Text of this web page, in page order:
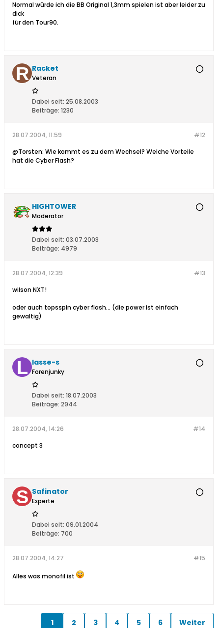
Normal würde ich die BB Original 1,3mm spielen ist aber leider zu
dick
für den Tour90.
Racket
Veteran
Dabei seit: 25.08.2003
Beiträge: 1230
#12
28.07.2004, 11:59
@Torsten: Wie kommt es zu dem Wechsel? Welche Vorteile
hat die Cyber Flash?
HIGHTOWER
Moderator
Dabei seit: 03.07.2003
Beiträge: 4979
#13
28.07.2004, 12:39
wilson NXT!
oder auch topsspin cyber flash... (die power ist einfach
gewaltig)
lasse-s
Forenjunky
Dabei seit: 18.07.2003
Beiträge: 2944
#14
28.07.2004, 14:26
concept 3
Safinator
Experte
Dabei seit: 09.01.2004
Beiträge: 700
#15
28.07.2004, 14:27
Alles was monofil ist
1 2 3 4 5 6 Weiter